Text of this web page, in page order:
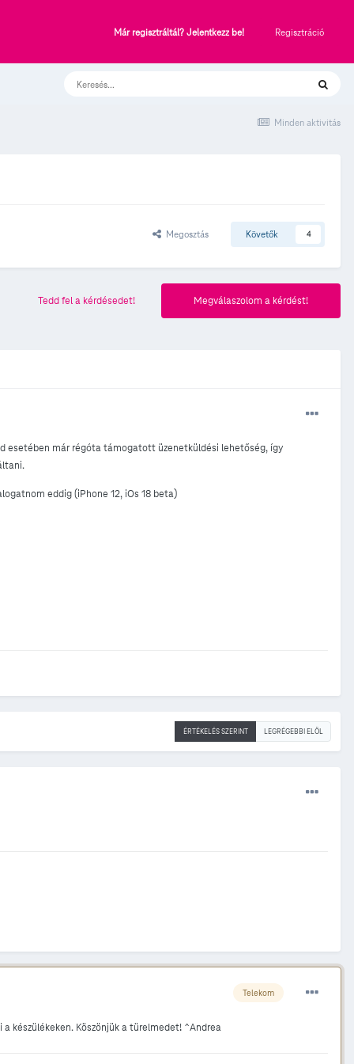
Már regisztráltál? Jelentkezz be! Regisztráció
Minden aktivitás
Megosztás Követők 4
Megválaszolom a kérdést!
Tedd fel a kérdésedet!
esetében már régóta támogatott üzenetküldési lehetőség, így
eddig (iPhone 12, iOs 18 beta)
ÉRTÉKELÉS SZERINT LEGRÉGEBBI ELÖL
Telekom
készülékeken. Köszönjük a türelmedet! ^Andrea